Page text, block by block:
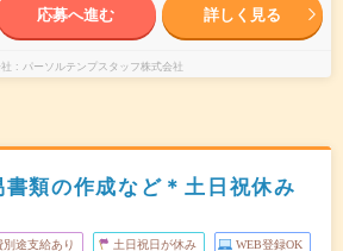
応募へ進む 詳しく見る
パーソルテンプスタッフ株式会社
類の作成など＊土日祝休み
別途支給あり 土日祝日が休み WEB登録OK